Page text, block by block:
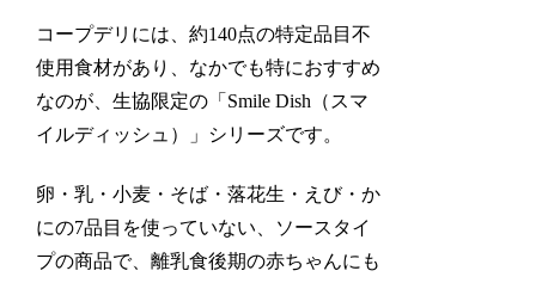
コープデリには、約140点の特定品目不
使用食材があり、なかでも特におすすめ
なのが、生協限定の「Smile Dish（スマ
イルディッシュ）」シリーズです。
卵・乳・小麦・そば・落花生・えび・か
にの7品目を使っていない、ソースタイ
プの商品で、離乳食後期の赤ちゃんにも